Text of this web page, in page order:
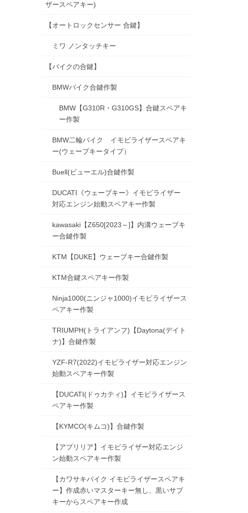
ザースペアキー)
【オートロックセンサー 合鍵】
ミワ ノンタッチキー
【バイクの合鍵】
BMWバイク合鍵作製
BMW【G310R・G310GS】合鍵スペアキ
ー作製
BMW二輪バイク イモビライザースペアキ
ー(ウェーブキータイプ）
Buell(ビューエル)合鍵作製
DUCATI《ウェーブキー》イモビライザー
対応エンジン始動スペアキー作製
kawasaki【Z650[2023～]】内溝ウェーブキ
ー合鍵作製
KTM【DUKE】ウェーブキー合鍵作製
KTM合鍵スペアキー作製
Ninja1000(ニンジャ1000)イモビライザース
ペアキー作製
TRIUMPH(トライアンフ)【Daytona(デイト
ナ)】合鍵作製
YZF-R7(2022)イモビライザー対応エンジン
始動スペアキー作製
【DUCATI(ドゥカティ)】イモビライザース
ペアキー作製
【KYMCO(キムコ)】合鍵作製
【アプリリア】イモビライザー対応エンジ
ン始動スペアキー作製
【カワサキバイク イモビライザースペアキ
ー】作成赤いマスターキー無し、黒いサブ
キーからスペアキー作成